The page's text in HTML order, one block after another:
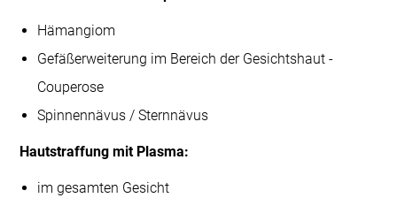
Hämangiom
Gefäßerweiterung im Bereich der Gesichtshaut -
Couperose
Spinnennävus / Sternnävus
Hautstraffung mit Plasma:
im gesamten Gesicht